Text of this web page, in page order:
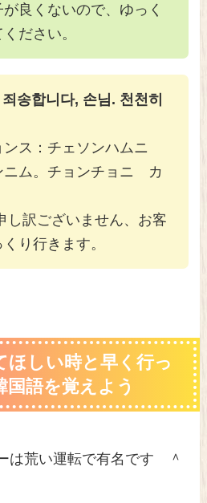
良くないので、ゆっく
ださい。
송합니다, 손님. 천천히
ンス：チェソンハムニ
ニム。チョンチョニ カ
し訳ございません、お客
り行きます。
ほしい時と早く行っ
語を覚えよう
は荒い運転で有名です ＾